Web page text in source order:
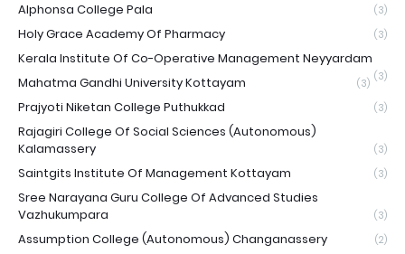
Alphonsa College Pala (3)
Holy Grace Academy Of Pharmacy (3)
Kerala Institute Of Co-Operative Management Neyyardam
(3)
Mahatma Gandhi University Kottayam (3)
Prajyoti Niketan College Puthukkad (3)
Rajagiri College Of Social Sciences (Autonomous)
Kalamassery
(3)
Saintgits Institute Of Management Kottayam (3)
Sree Narayana Guru College Of Advanced Studies
Vazhukumpara
(3)
Assumption College (Autonomous) Changanassery (2)